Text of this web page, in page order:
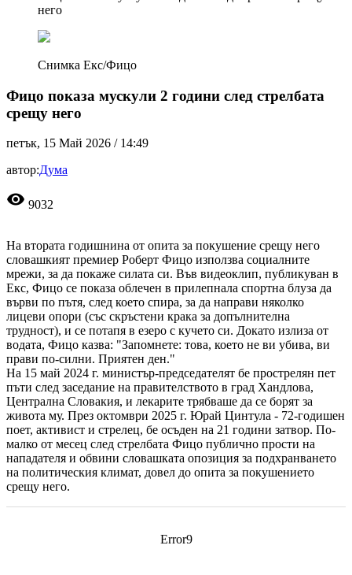
него
Снимка Екс/Фицо
Фицо показа мускули 2 години след стрелбата
срещу него
петък, 15 Май 2026 / 14:49
автор:Дума
visibility 9032
На втората годишнина от опита за покушение срещу него
словашкият премиер Роберт Фицо използва социалните
мрежи, за да покаже силата си. Във видеоклип, публикуван в
Екс, Фицо се показа облечен в прилепнала спортна блуза да
върви по пътя, след което спира, за да направи няколко
лицеви опори (със скръстени крака за допълнителна
трудност), и се потапя в езеро с кучето си. Докато излиза от
водата, Фицо казва: "Запомнете: това, което не ви убива, ви
прави по-силни. Приятен ден."
На 15 май 2024 г. министър-председателят бе прострелян пет
пъти след заседание на правителството в град Хандлова,
Централна Словакия, и лекарите трябваше да се борят за
живота му. През октомври 2025 г. Юрай Цинтула - 72-годишен
поет, активист и стрелец, бе осъден на 21 години затвор. По-
малко от месец след стрелбата Фицо публично прости на
нападателя и обвини словашката опозиция за подхранването
на политическия климат, довел до опита за покушението
срещу него.
Error9